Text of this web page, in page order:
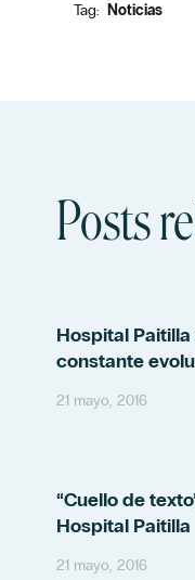
Tag: Noticias
Posts
Hospital
constante
21 mayo, 2016
“Cuello de
Hospital Paitilla
21 mayo, 2016